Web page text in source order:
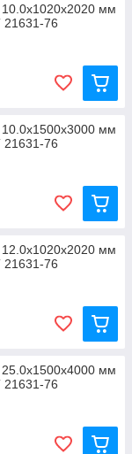
10.0х1020х2020 мм
76
10.0х1500х3000 мм
76
12.0х1020х2020 мм
76
25.0х1500х4000 мм
76